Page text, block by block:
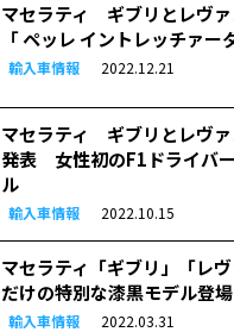
マセラティ ギブリとレヴァ
「 ペッレ イントレッチァー
輸入車情報 2022.12.21
マセラティ ギブリとレヴァ
発表 女性初のF1ドライバ
ル
輸入車情報 2022.10.15
マセラティ「ギブリ」「レ
だけの特別な漆黒モデル登場
輸入車情報 2022.03.31